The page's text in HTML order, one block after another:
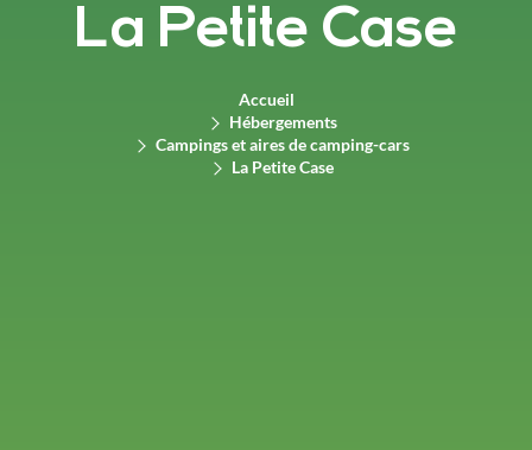
La Petite Case
Accueil
Hébergements
Campings et aires de camping-cars
La Petite Case